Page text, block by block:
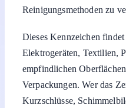
Reinigungsmethoden zu
Dieses Kennzeichen
Elektrogeräten, Textilien,
empfindlichen
Verpackungen. Wer das
Kurzschlüsse,